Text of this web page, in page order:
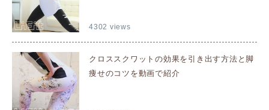
4302 views
クロススクワットの効果を引き出す方法と脚
痩せのコツを動画で紹介